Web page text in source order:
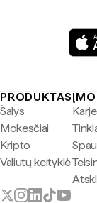
PRODUKTAS
Šalys
Mokesčiai
Kripto
Valiutų keityklė